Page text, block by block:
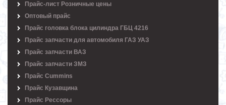
Прайс-лист Розничные цены
Оптовый прайс
Прайс головка блока цилиндра ГБЦ 4216
Прайс запчасти для автомобиля ГАЗ УАЗ
Прайс запчасти ВАЗ
Прайс запчасти ЗМЗ
Прайс Cummins
Прайс Кузавщина
Прайс Рессоры